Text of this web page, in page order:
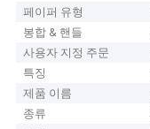
페이퍼 유형
봉합 & 핸들
사용자 지정 주문
특징
제품 이름
종류